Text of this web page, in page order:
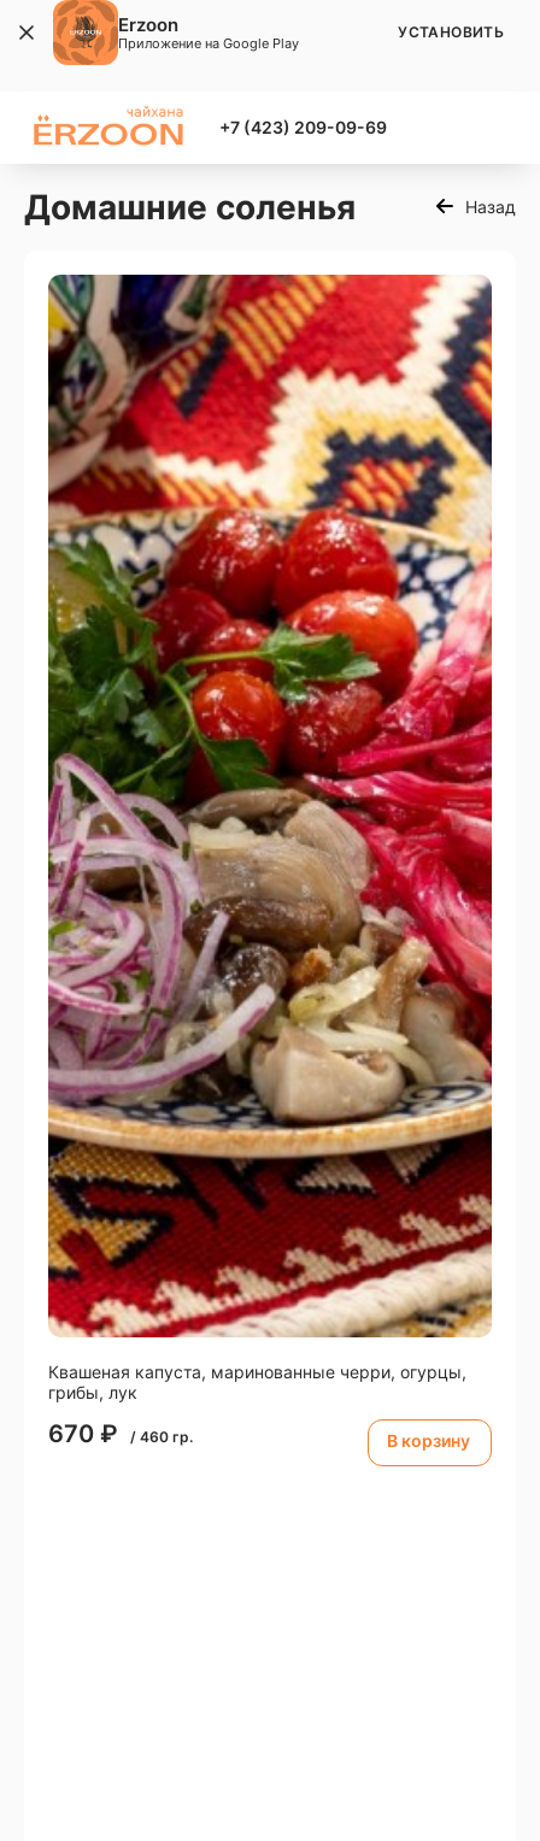
+7 (423) 209-09-69
Домашние соленья Назад
Квашеная капуста, маринованные черри, огурцы,
грибы, лук
670 ₽ / 460 гр. В корзину
Erzoon
Приложение на Google Play
УСТАНОВИТЬ